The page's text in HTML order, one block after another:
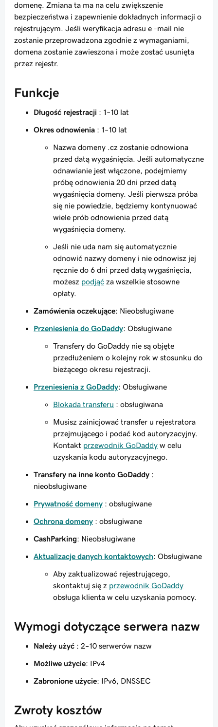
domenę. Zmiana ta ma na celu zwiększenie
bezpieczeństwa i zapewnienie dokładnych informacji o
rejestrującym. Jeśli weryfikacja adresu e -mail nie
zostanie przeprowadzona zgodnie z wymaganiami,
domena zostanie zawieszona i może zostać usunięta
przez rejestr.
Funkcje
Długość rejestracji : 1–10 lat
Okres odnowienia : 1–10 lat
Nazwa domeny .cz zostanie odnowiona
przed datą wygaśnięcia. Jeśli automatyczne
odnawianie jest włączone, podejmiemy
próbę odnowienia 20 dni przed datą
wygaśnięcia domeny. Jeśli pierwsza próba
się nie powiedzie, będziemy kontynuować
wiele prób odnowienia przed datą
wygaśnięcia domeny.
Jeśli nie uda nam się automatycznie
odnowić nazwy domeny i nie odnowisz jej
ręcznie do 6 dni przed datą wygaśnięcia,
możesz podjąć za wszelkie stosowne
opłaty.
Zamówienia oczekujące: Nieobsługiwane
Przeniesienia do GoDaddy: Obsługiwane
Transfery do GoDaddy nie są objęte
przedłużeniem o kolejny rok w stosunku do
bieżącego okresu rejestracji.
Przeniesienia z GoDaddy: Obsługiwane
Blokada transferu : obsługiwana
Musisz zainicjować transfer u rejestratora
przejmującego i podać kod autoryzacyjny.
Kontakt przewodnik GoDaddy w celu
uzyskania kodu autoryzacyjnego.
Transfery na inne konto GoDaddy :
nieobsługiwane
Prywatność domeny : obsługiwane
Ochrona domeny : obsługiwane
CashParking: Nieobsługiwane
Aktualizacje danych kontaktowych: Obsługiwane
Aby zaktualizować rejestrującego,
skontaktuj się z przewodnik GoDaddy
obsługa klienta w celu uzyskania pomocy.
Wymogi dotyczące serwera nazw
Należy użyć : 2–10 serwerów nazw
Możliwe użycie: IPv4
Zabronione użycie: IPv6, DNSSEC
Zwroty kosztów